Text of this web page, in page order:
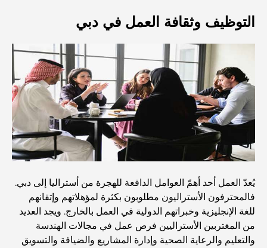
صورها
الدليل الأمثل لمطاعم الطعام الفاخر في نخلة جميرا
اكتشف أفضل وجبة إفطار في منطقة الخليج التجاري، دبي
المستشفيات الحكومية في دبي: رعاية صحية شاملة للجميع
أغلى سيارة لامبورغيني على الإطلاق: قائمة هواة الجمع
أغلى مدارس جيمس في دبي: دليل شامل للآباء
التوظيف وثقافة العمل في دبي
يُعدّ العمل أحد أهمّ العوامل الدافعة للهجرة من أستراليا إلى دبي.
فالمحترفون الأستراليون مطلوبون بكثرة لمؤهلاتهم وإتقانهم
للغة الإنجليزية وخبراتهم الدولية في العمل بالخارج. ويجد العديد
من المغتربين الأستراليين فرص عمل في مجالات الهندسة
والتعليم والرعاية الصحية وإدارة المشاريع والضيافة والتسويق